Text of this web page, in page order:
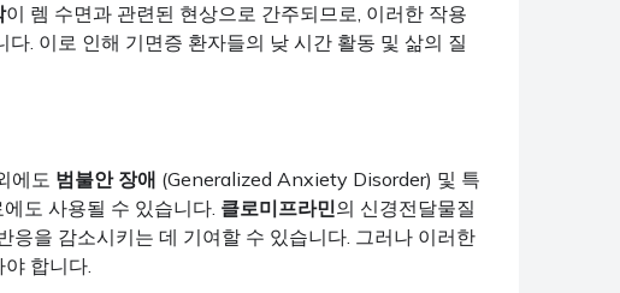
이 렘 수면과 관련된 현상으로 간주되므로, 이러한 작용
. 이로 인해 기면증 환자들의 낮 시간 활동 및 삶의 질
에도 범불안 장애 (Generalized Anxiety Disorder) 및 특
도 사용될 수 있습니다. 클로미프라민의 신경전달물질
응을 감소시키는 데 기여할 수 있습니다. 그러나 이러한
합니다.